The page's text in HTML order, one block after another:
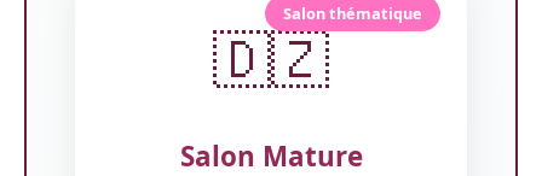
Salon thématique
🇩🇿
Salon Mature